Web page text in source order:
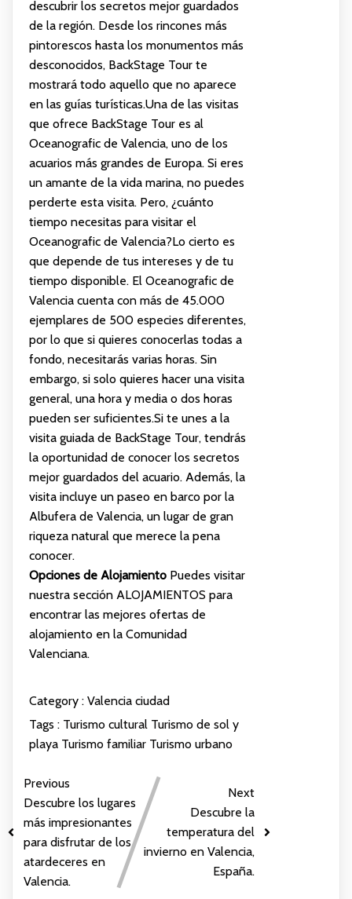
descubrir los secretos mejor guardados
de la región. Desde los rincones más
pintorescos hasta los monumentos más
desconocidos, BackStage Tour te
mostrará todo aquello que no aparece
en las guías turísticas.Una de las visitas
que ofrece BackStage Tour es al
Oceanografic de Valencia, uno de los
acuarios más grandes de Europa. Si eres
un amante de la vida marina, no puedes
perderte esta visita. Pero, ¿cuánto
tiempo necesitas para visitar el
Oceanografic de Valencia?Lo cierto es
que depende de tus intereses y de tu
tiempo disponible. El Oceanografic de
Valencia cuenta con más de 45.000
ejemplares de 500 especies diferentes,
por lo que si quieres conocerlas todas a
fondo, necesitarás varias horas. Sin
embargo, si solo quieres hacer una visita
general, una hora y media o dos horas
pueden ser suficientes.Si te unes a la
visita guiada de BackStage Tour, tendrás
la oportunidad de conocer los secretos
mejor guardados del acuario. Además, la
visita incluye un paseo en barco por la
Albufera de Valencia, un lugar de gran
riqueza natural que merece la pena
conocer.
Opciones de AlojamientoPuedes visitar
nuestra sección ALOJAMIENTOS para
encontrar las mejores ofertas de
alojamiento en la Comunidad
Valenciana.
Category : Valencia ciudad
Tags : Turismo cultural Turismo de sol y
playa Turismo familiar Turismo urbano
Previous
Descubre los lugares
más impresionantes
para disfrutar de los
atardeceres en
Valencia.
Next
Descubre la
temperatura del
invierno en Valencia,
España.